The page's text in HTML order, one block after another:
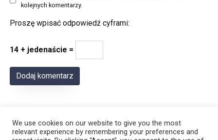
kolejnych komentarzy.
Proszę wpisać odpowiedź cyframi:
14 + jedenaście =
We use cookies on our website to give you the most
relevant experience by remembering your preferences and